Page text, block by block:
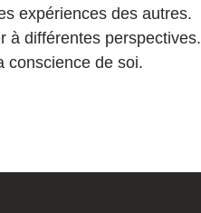
expériences des autres.
à différentes perspectives.
conscience de soi.